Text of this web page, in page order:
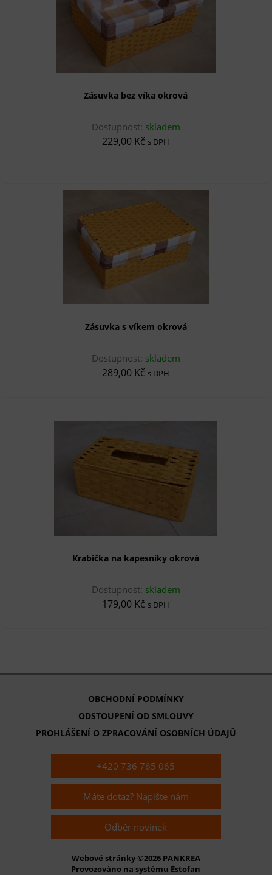
Zásuvka bez víka okrová
Dostupnost: skladem
229,00 Kč s DPH
Zásuvka s víkem okrová
Dostupnost: skladem
289,00 Kč s DPH
Krabička na kapesníky okrová
Dostupnost: skladem
179,00 Kč s DPH
OBCHODNÍ PODMÍNKY
ODSTOUPENÍ OD SMLOUVY
PROHLÁŠENÍ O ZPRACOVÁNÍ OSOBNÍCH ÚDAJŮ
+420 736 765 065
Máte dotaz? Napište nám
Odběr novinek
Webové stránky ©2026 PANKREA
Provozováno na systému Estofan